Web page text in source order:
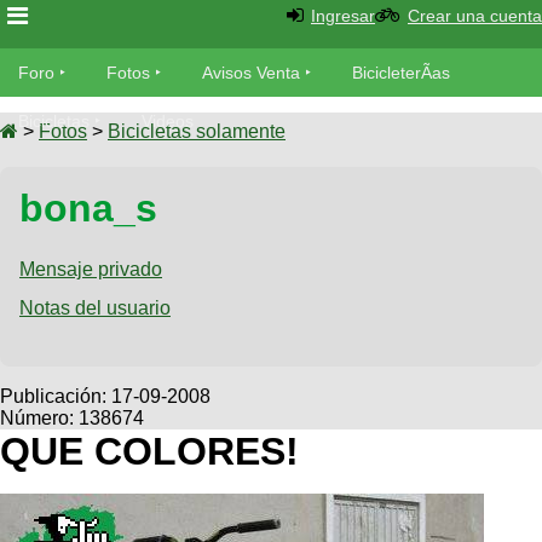
Foro
Foro
MecÃ¡nica
Fotos
SUBÃ
Galeria
Bicicletas
Viajes
Descenso
Dirt
Avisos
Ventas
SUBÃ
Buscar
Ultimos
Fotos
as
Bicicletas
Tandem
Videos
Cicloturismo
Ingresar Crear una cuenta
Foro Fotos Avisos Venta BicicleterÃ­as
Bicicletas Videos
> Fotos > Bicicletas solamente
bona_s
Mensaje privado
Notas del usuario
Publicación: 17-09-2008
Número: 138674
QUE COLORES!